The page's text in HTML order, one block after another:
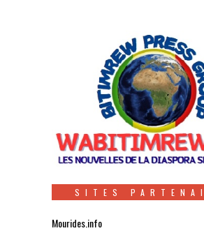
SITES
Mourides.info